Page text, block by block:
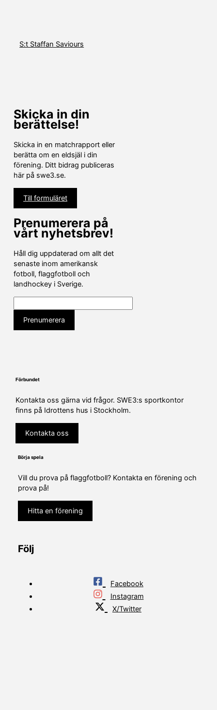
S:t Staffan Saviours
Skicka in din
berättelse!
Skicka in en matchrapport eller
berätta om en eldsjäl i din
förening. Ditt bidrag publiceras
här på swe3.se.
Till formuläret
Prenumerera på
vårt nyhetsbrev!
Håll dig uppdaterad om allt det
senaste inom amerikansk
fotboll, flaggfotboll och
landhockey i Sverige.
Förbundet
Kontakta oss gärna vid frågor. SWE3:s sportkontor
finns på Idrottens hus i Stockholm.
Kontakta oss
Börja spela
Vill du prova på flaggfotboll? Kontakta en förening och
prova på!
Hitta en förening
Följ
Facebook
Instagram
X/Twitter